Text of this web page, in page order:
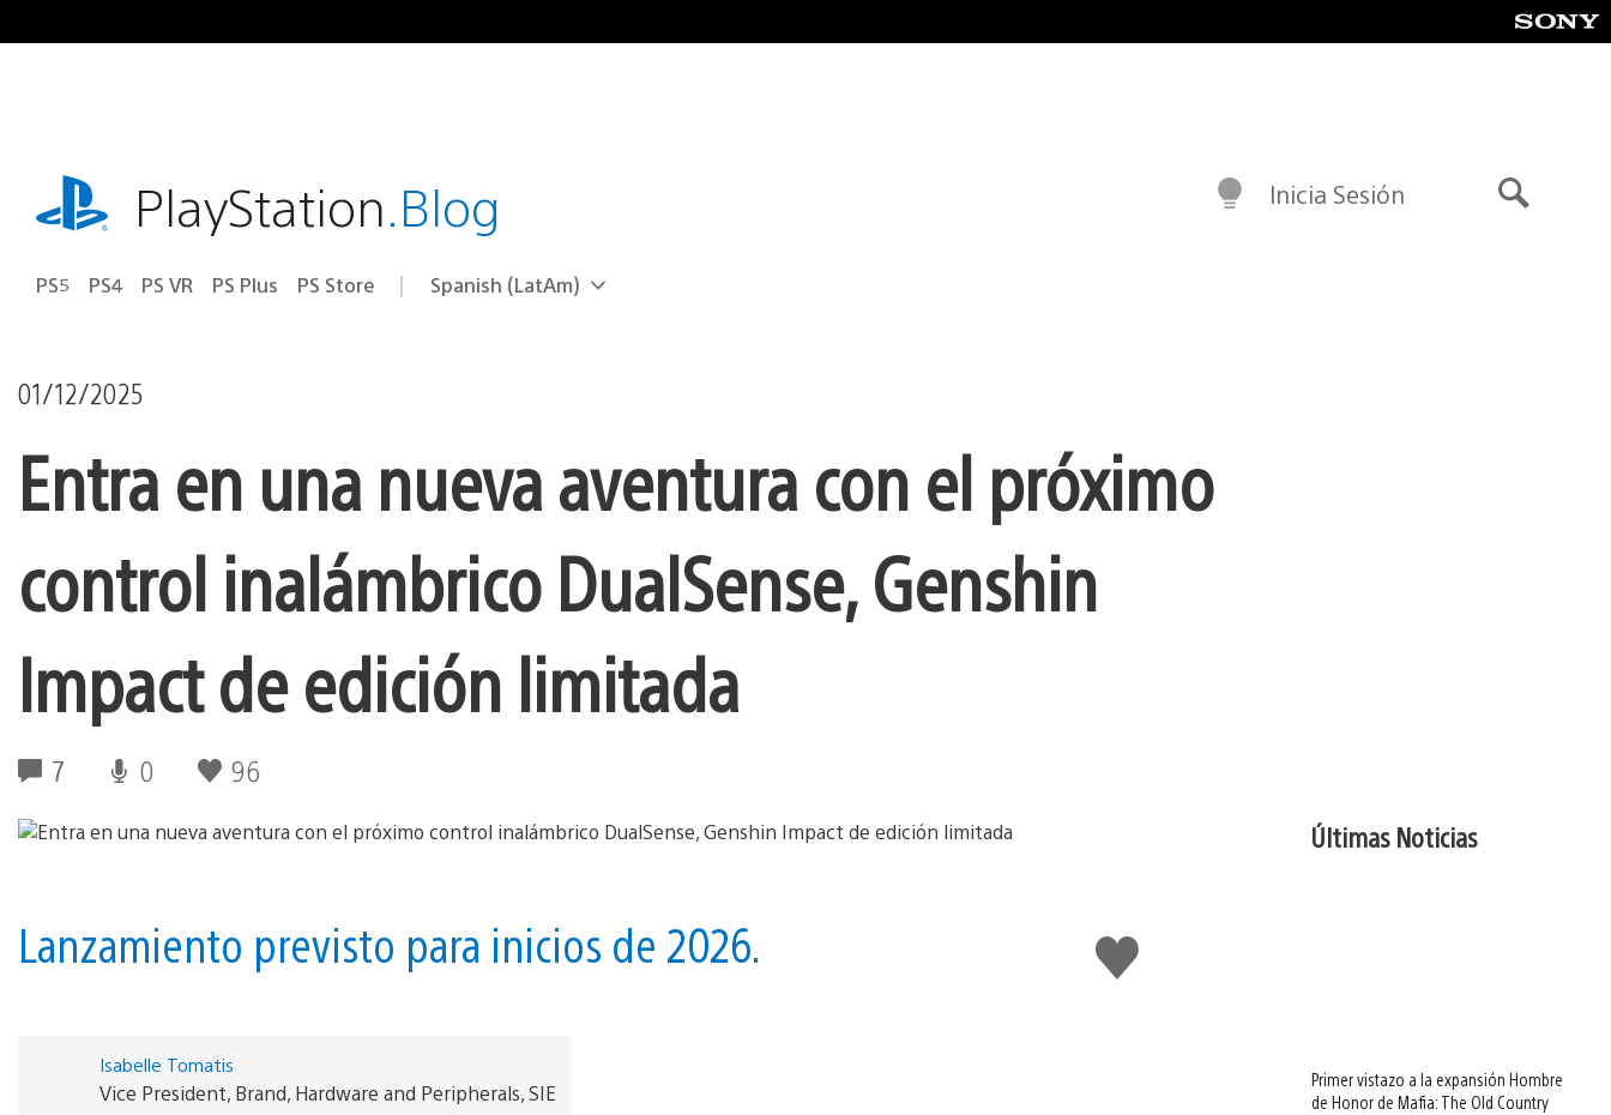
al
playstation.comPlayStation.Blog
PS5 PS4 PS VR PS Plus PS Store Elige
Región
Spanish (LatAm)
Inicia Sesión
01/12/2025
Entra en una nueva aventura con el próximo
control inalámbrico DualSense, Genshin
Impact de edición limitada
7 0 96
Me
gusta
Lanzamiento previsto para inicios de 2026.
Isabelle Tomatis
Vice President, Brand, Hardware and Peripherals, SIE
Últimas Noticias
Primer vistazo a la expansión Hombre
de Honor de Mafia: The Old Country